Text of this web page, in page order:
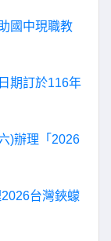
國中現職教
期訂於116年
)辦理「2026
台灣鋏蠓